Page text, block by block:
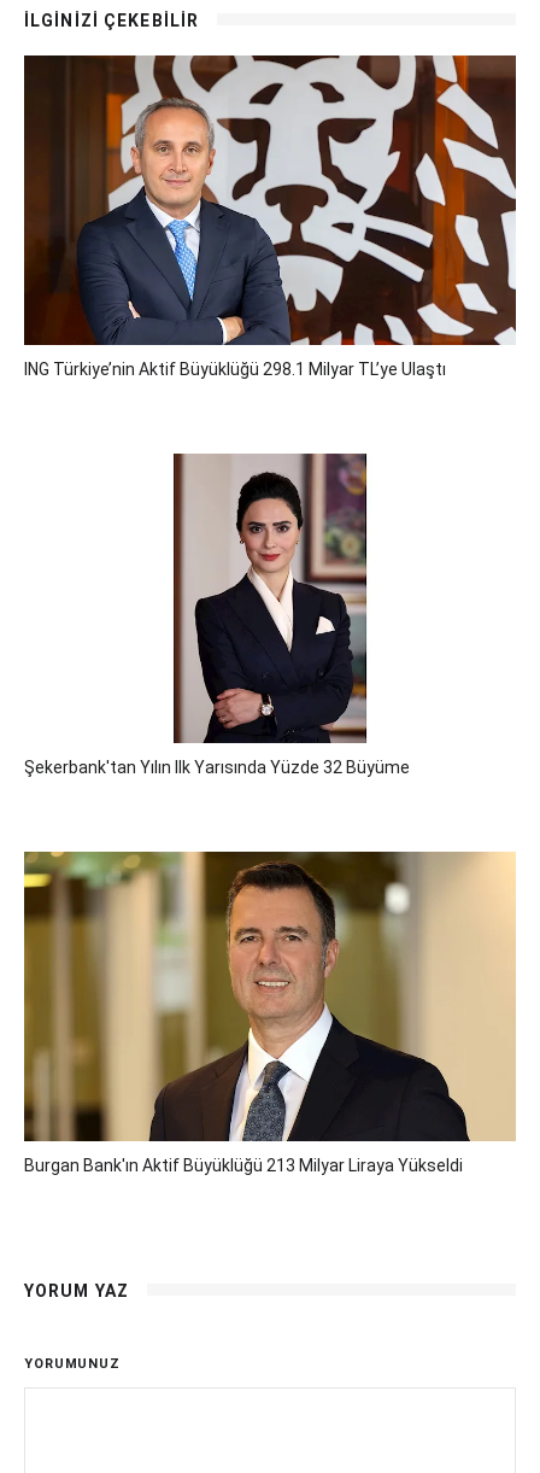
İLGİNİZİ ÇEKEBİLİR
ING Türkiye’nin Aktif Büyüklüğü 298.1 Milyar TL’ye Ulaştı
Şekerbank'tan Yılın Ilk Yarısında Yüzde 32 Büyüme
Burgan Bank'ın Aktif Büyüklüğü 213 Milyar Liraya Yükseldi
YORUM YAZ
YORUMUNUZ